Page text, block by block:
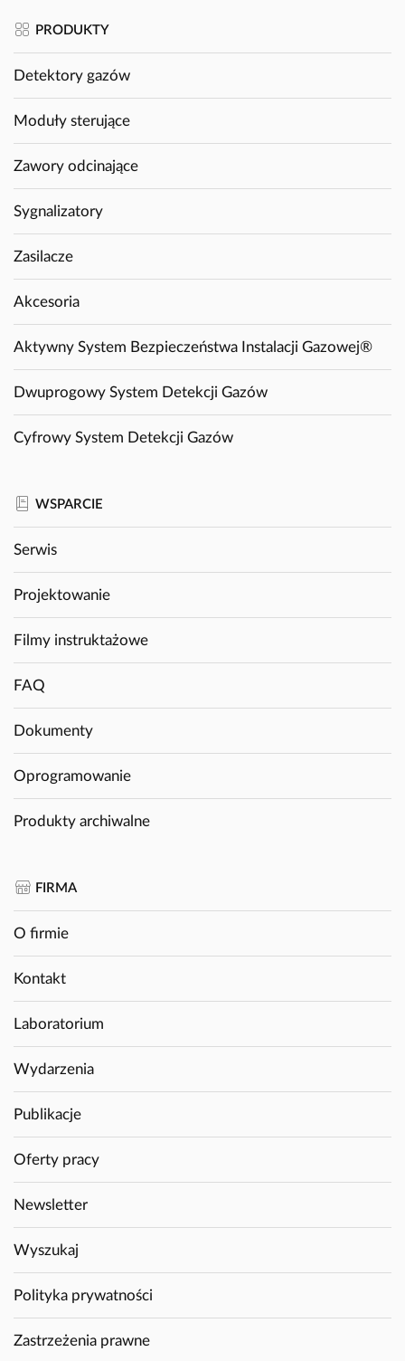
PRODUKTY
Detektory gazów
Moduły sterujące
Zawory odcinające
Sygnalizatory
Zasilacze
Akcesoria
Aktywny System Bezpieczeństwa Instalacji Gazowej®
Dwuprogowy System Detekcji Gazów
Cyfrowy System Detekcji Gazów
WSPARCIE
Serwis
Projektowanie
Filmy instruktażowe
FAQ
Dokumenty
Oprogramowanie
Produkty archiwalne
FIRMA
O firmie
Kontakt
Laboratorium
Wydarzenia
Publikacje
Oferty pracy
Newsletter
Wyszukaj
Polityka prywatności
Zastrzeżenia prawne